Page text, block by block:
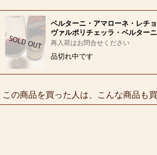
ベルターニ・アマローネ・レチ
ヴァルポリチェッラ・ベルター
再入荷はお問合せください
品切れ中です
この商品を買った人は、こんな商品も